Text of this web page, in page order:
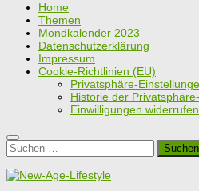
Home
Themen
Mondkalender 2023
Datenschutzerklärung
Impressum
Cookie-Richtlinien (EU)
Privatsphäre-
Historie der
Einwilligungen widerrufen
Suchen
nach: